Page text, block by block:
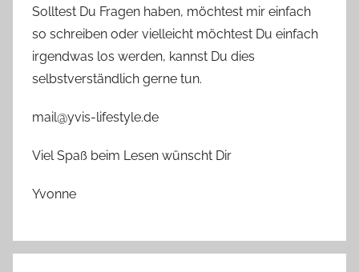
Solltest Du Fragen haben, möchtest mir einfach
so schreiben oder vielleicht möchtest Du einfach
irgendwas los werden, kannst Du dies
selbstverständlich gerne tun.
mail@yvis-lifestyle.de
Viel Spaß beim Lesen wünscht Dir
Yvonne